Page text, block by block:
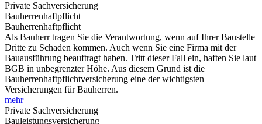
Private Sachversicherung
Bauherrenhaftpflicht
Bauherrenhaftpflicht
Als Bauherr tragen Sie die Verantwortung, wenn auf Ihrer Baustelle
Dritte zu Schaden kommen. Auch wenn Sie eine Firma mit der
Bauausführung beauftragt haben. Tritt dieser Fall ein, haften Sie laut
BGB in unbegrenzter Höhe. Aus diesem Grund ist die
Bauherrenhaftpflichtversicherung eine der wichtigsten
Versicherungen für Bauherren.
mehr
Private Sachversicherung
Bauleistungsversicherung